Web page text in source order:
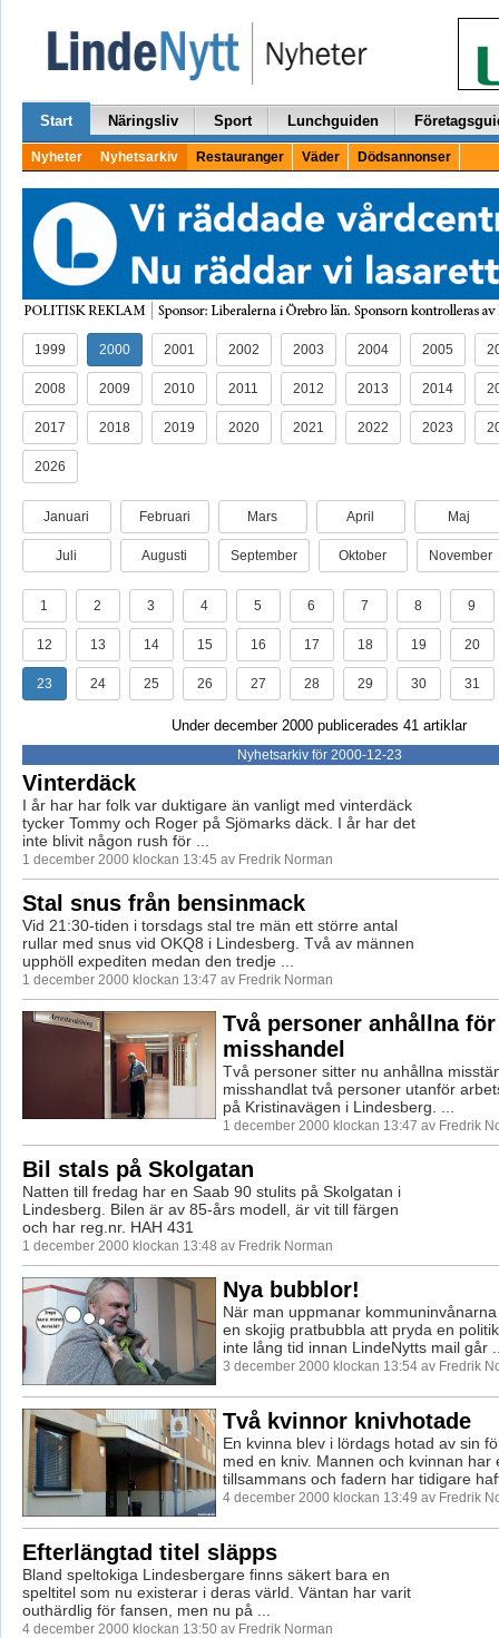
Start Näringsliv Sport Lunchguiden
Nyheter Nyhetsarkiv Restauranger Väder Dödsannonser
1999 2000 2001 2002 2003 2004 2005
2008 2009 2010 2011 2012 2013 2014
2017 2018 2019 2020 2021 2022 2023
2026
Januari Februari Mars April Maj
Juli Augusti September Oktober November
1 2 3 4 5 6 7 8 9
12 13 14 15 16 17 18 19 20
23 24 25 26 27 28 29 30 31
Under december 2000 publicerades 41 artiklar
Nyhetsarkiv för 2000-12-23
Vinterdäck
I år har har folk var duktigare än vanligt med vinterdäck
tycker Tommy och Roger på Sjömarks däck. I år har det
inte blivit någon rush för ...
1 december 2000 klockan 13:45 av Fredrik Norman
Stal snus från bensinmack
Vid 21:30-tiden i torsdags stal tre män ett större antal
rullar med snus vid OKQ8 i Lindesberg. Två av männen
upphöll expediten medan den tredje ...
1 december 2000 klockan 13:47 av Fredrik Norman
Två personer anhållna för
misshandel
Två personer sitter nu anhållna
misshandlat två personer utanför
på Kristinavägen i Lindesberg. ...
1 december 2000 klockan 13:47 av Fredrik
Bil stals på Skolgatan
Natten till fredag har en Saab 90 stulits på Skolgatan i
Lindesberg. Bilen är av 85-års modell, är vit till färgen
och har reg.nr. HAH 431
1 december 2000 klockan 13:48 av Fredrik Norman
Nya bubblor!
När man uppmanar
en skojig pratbubbla att pryda en
inte lång tid innan LindeNytts mail går
3 december 2000 klockan 13:54 av Fredrik
Två kvinnor knivhotade
En kvinna blev i lördags hotad av sin
med en kniv. Mannen och kvinnan har
tillsammans och fadern har tidigare
4 december 2000 klockan 13:49 av Fredrik
Efterlängtad titel släpps
Bland speltokiga Lindesbergare finns säkert bara en
speltitel som nu existerar i deras värld. Väntan har varit
outhärdlig för fansen, men nu på ...
4 december 2000 klockan 13:50 av Fredrik Norman